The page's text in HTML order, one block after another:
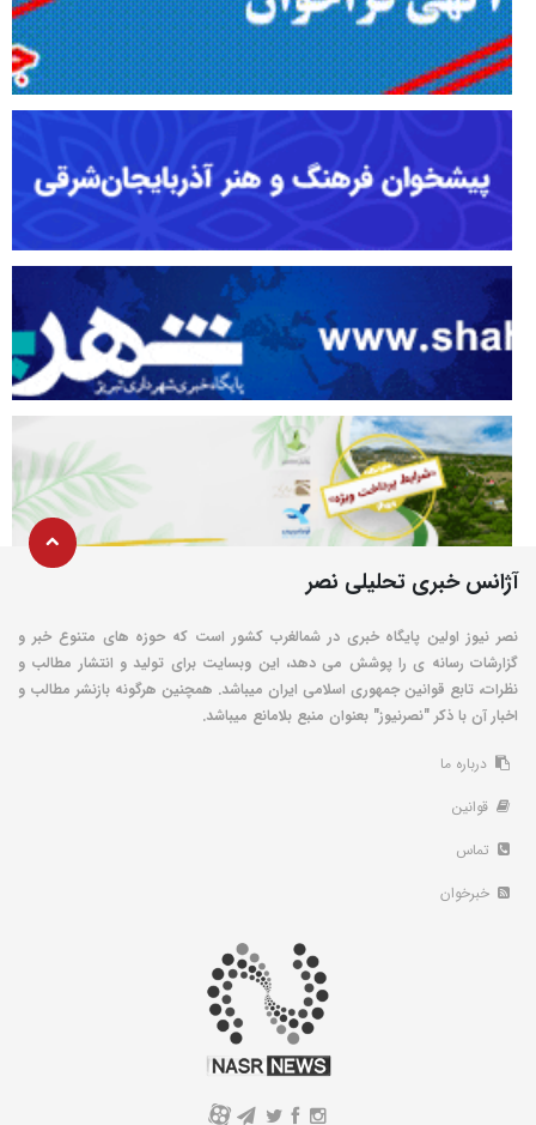
آژانس خبری تحلیلی نصر
نصر نیوز اولین پایگاه خبری در شمالغرب کشور است که حوزه های متنوع خبر و
گزارشات رسانه ی را پوشش می دهد، این وبسایت برای تولید و انتشار مطالب و
نظرات، تابع قوانین جمهوری اسلامی ایران میباشد. همچنین هرگونه بازنشر مطالب و
اخبار آن با ذکر "نصرنیوز" بعنوان منبع بلامانع میباشد.
درباره ما
قوانین
تماس
خبرخوان
A